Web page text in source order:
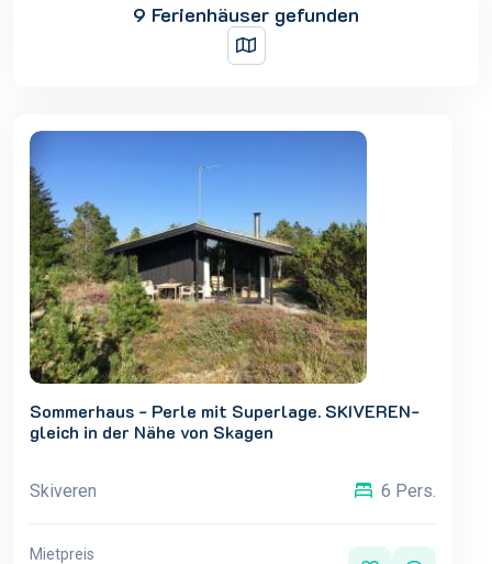
9 Ferienhäuser gefunden
Sommerhaus - Perle mit Superlage. SKIVEREN-
gleich in der Nähe von Skagen
Skiveren 6 Pers.
Mietpreis